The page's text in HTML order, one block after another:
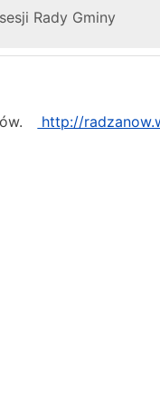
Rady Gminy
http://